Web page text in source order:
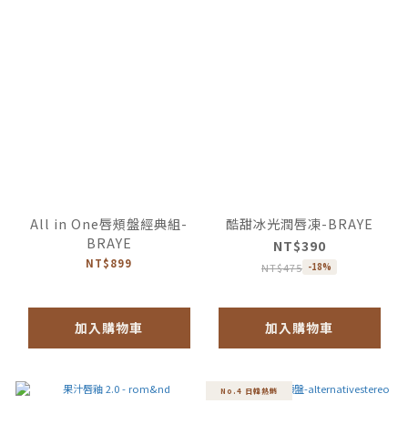
All in One唇頰盤經典組-
BRAYE
NT$899
加入購物車
酷甜冰光潤唇凍-BRAYE
NT$390
NT$475 -18%
加入購物車
No.4 日韓熱銷